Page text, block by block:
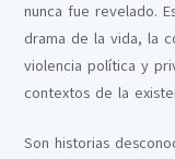
nunca fue revelado.
drama de la vida, la
violencia política y
contextos de la
Son historias